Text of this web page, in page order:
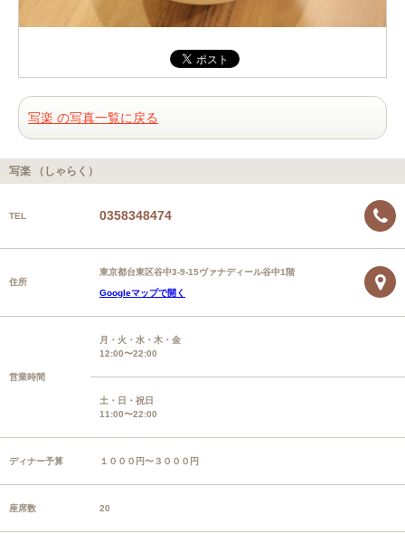
写楽 の写真一覧に戻る
写楽 （しゃらく）
TEL 0358348474
住所
東京都台東区谷中3-9-15ヴァナディール谷中1階
Googleマップで開く
営業時間
月・火・水・木・金
12:00〜22:00
土・日・祝日
11:00〜22:00
ディナー予算 １０００円〜３０００円
座席数 20